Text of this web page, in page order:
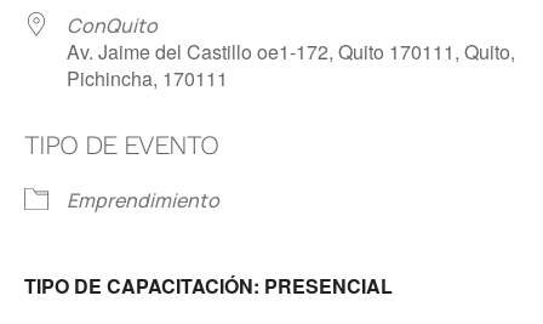
ConQuito
Av. Jaime del Castillo oe1-172, Quito 170111, Quito,
Pichincha, 170111
TIPO DE EVENTO
Emprendimiento
TIPO DE CAPACITACIÓN: PRESENCIAL